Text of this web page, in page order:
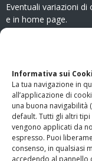
Informativa sui
La tua navigazione in
all’applicazione di
una buona navigabilità
default. Tutti gli altri
vengono applicati da
espresso. Puoi
consenso, in qualsiasi
accedendo al pannello
Eventuali variazioni
e in home page.
www.odg.toscana.it
Firenze al nr. 5208
Giampaolo Marchini
LINK UTILI